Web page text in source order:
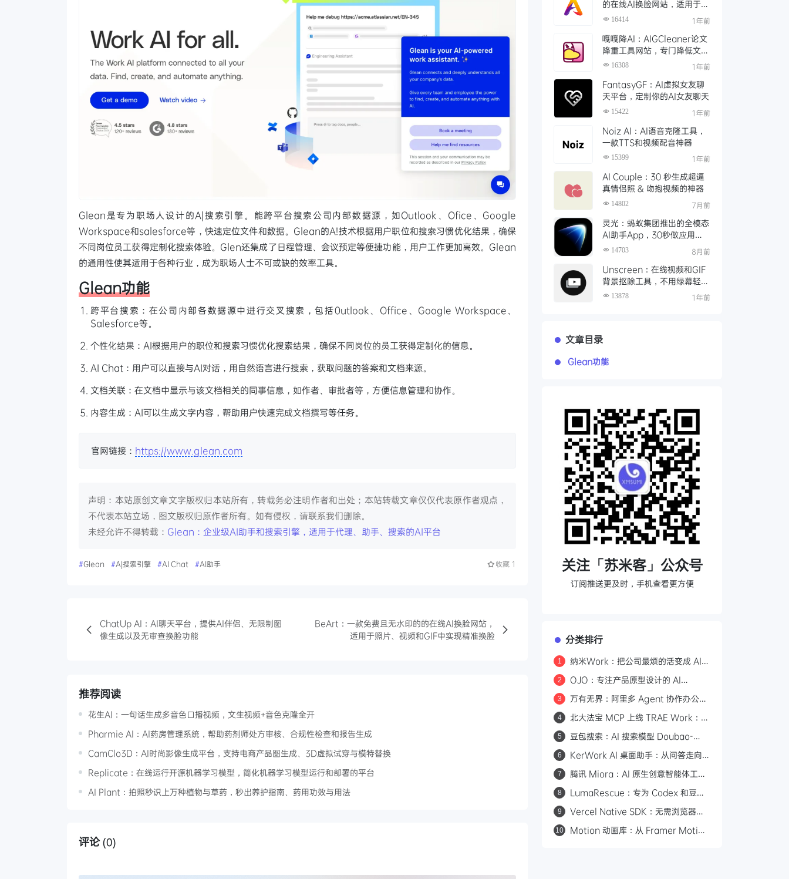
Glean是专为职场人设计的A|搜索引擎。能跨平台搜索公司内部数据源，如Outlook、Ofice、Google
Workspace和salesforce等，快速定位文件和数据。Glean的A!技术根据用户职位和搜索习惯优化结果，确保
不同岗位员工获得定制化搜索体验。Glen还集成了日程管理、会议预定等便捷功能，用户工作更加高效。Glean
的通用性使其适用于各种行业，成为职场人士不可或缺的效率工具。
Glean功能
跨平台搜索：在公司内部各数据源中进行交叉搜索，包括0utlook、Office、Google Workspace、
Salesforce等。
个性化结果：AI根据用户的职位和搜索习惯优化搜索结果，确保不同岗位的员工获得定制化的信息。
AI Chat：用户可以直接与AI对话，用自然语言进行搜索，获取问题的答案和文档来源。
文档关联：在文档中显示与该文档相关的同事信息，如作者、审批者等，方便信息管理和协作。
内容生成：AI可以生成文字内容，帮助用户快速完成文档撰写等任务。
官网链接： https://www.glean.com
声明：本站原创文章文字版权归本站所有，转载务必注明作者和出处；本站转载文章仅仅代表原作者观点，
不代表本站立场，图文版权归原作者所有。如有侵权，请联系我们删除。
未经允许不得转载： Glean：企业级AI助手和搜索引擎，适用于代理、助手、搜索的AI平台
#Glean #A|搜索引擎 #AI Chat #AI助手 收藏 1
ChatUp AI：AI聊天平台，提供AI伴侣、无限制图
像生成以及无审查换脸功能
BeArt：一款免费且无水印的的在线AI换脸网站，
适用于照片、视频和GIF中实现精准换脸
推荐阅读
花生AI：一句话生成多音色口播视频，文生视频+音色克隆全开
Pharmie AI：AI药房管理系统，帮助药剂师处方审核、合规性检查和报告生成
CamClo3D：AI时尚影像生成平台，支持电商产品图生成、3D虚拟试穿与模特替换
Replicate：在线运行开源机器学习模型，简化机器学习模型运行和部署的平台
AI Plant：拍照秒识上万种植物与草药，秒出养护指南、药用功效与用法
评论 (0)
的在线AI换脸网站，适用于照
片、视频和GIF中实现精准换
16414 1年前
嘎嘎降AI：AIGCleaner论文
降重工具网站，专门降低文章
AI率、查重率的工具
16308 1年前
FantasyGF：AI虚拟女友聊
天平台，定制你的AI女友聊天
15422 1年前
Noiz AI：AI语音克隆工具，
一款TTS和视频配音神器
15399 1年前
AI Couple：30 秒生成超逼
真情侣照 & 吻抱视频的神器
14802 7月前
灵光：蚂蚁集团推出的全模态
AI助手App，30秒做应用、
实时写图文
14703 8月前
Unscreen：在线视频和GIF
背景抠除工具，不用绿幕轻松
完成视频抠像
13878 1年前
文章目录
Glean功能
关注「苏米客」公众号
订阅推送更及时，手机查看更方便
分类排行
1
纳米Work：把公司最烦的活变成 AI
2
OJO：专注产品原型设计的 AI
3
万有无界：阿里多 Agent 协作办公平
4
北大法宝 MCP 上线 TRAE Work：
有权威依据
5
豆包搜索：AI 搜索模型 Doubao-
6
KerWork AI 桌面助手：从问答走向
7
腾讯 Miora：AI 原生创意智能体工作
视频/3D/UI
8
LumaRescue：专为 Codex 和豆包
9
Vercel Native SDK：无需浏览器的
100ms 启动
10
Motion 动画库：从 Framer Motion